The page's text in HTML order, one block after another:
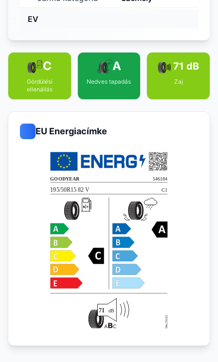
EV
C
Gördülési
ellenállás
A
Nedves tapadás
71 dB
Zaj
EU Energiacímke